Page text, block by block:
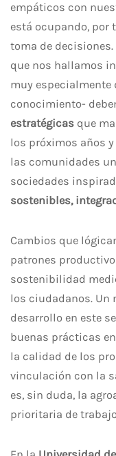
empáticos con
está ocupando, por
toma de decisiones.
que nos hallamos
muy especialmente
conocimiento-
estratégicas que
los próximos años
las comunidades
sociedades
sostenibles,
Cambios que
patrones
sostenibilidad
los ciudadanos. Un
desarrollo en este
buenas prácticas
la calidad de los
vinculación con la
es, sin duda, la
prioritaria de